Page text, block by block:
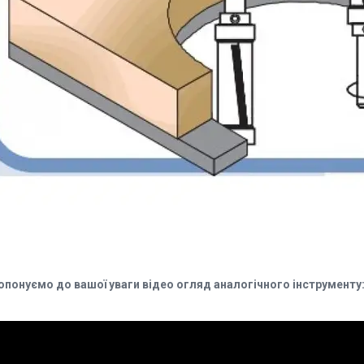
до вашої уваги відео огляд аналогічного інструменту: